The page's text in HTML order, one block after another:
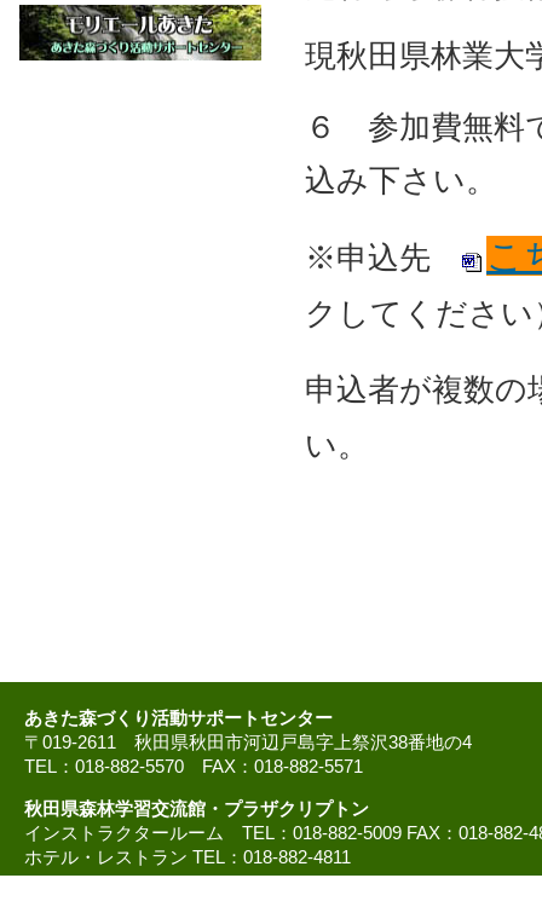
現秋田県林業
６ 参加費無料
込み下さい。
※申込先 こ
クしてください
申込者が複数の
い。
あきた森づくり活動サポートセンター
〒019-2611 秋田県秋田市河辺戸島字上祭沢38番地の4
TEL：018-882-5570 FAX：018-882-5571
秋田県森林学習交流館・プラザクリプトン
インストラクタールーム TEL：018-882-5009 FAX：018-882-
ホテル・レストラン TEL：018-882-4811